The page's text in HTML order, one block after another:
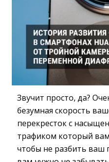
Звучит просто, да?
безумная скорость
перекресток с
трафиком который
чтобы не разбить ваш